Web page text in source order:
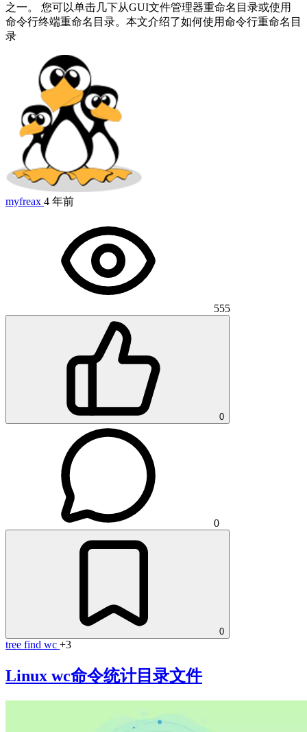
之一。 您可以单击几下从GUI文件管理器重命名目录或使用
命令行终端重命名目录。本文介绍了如何使用命令行重命名目
录
myfreax 4 年前
555
0
0
0
tree find wc +3
Linux wc命令统计目录文件